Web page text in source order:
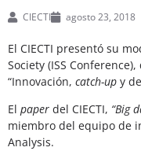
CIECTI agosto 23, 2018
El CIECTI presentó su
Society (ISS
“Innovación, catch-up y
El paper del CIECTI, “Big
miembro del equipo de
Analysis.